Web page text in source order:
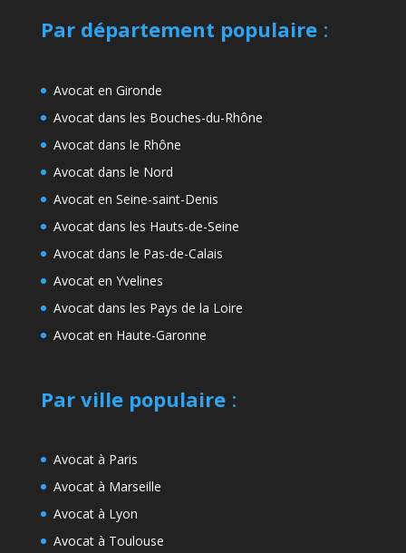
Par département populaire:
Avocat en Gironde
Avocat dans les Bouches-du-Rhône
Avocat dans le Rhône
Avocat dans le Nord
Avocat en Seine-saint-Denis
Avocat dans les Hauts-de-Seine
Avocat dans le Pas-de-Calais
Avocat en Yvelines
Avocat dans les Pays de la Loire
Avocat en Haute-Garonne
Par ville populaire:
Avocat à Paris
Avocat à Marseille
Avocat à Lyon
Avocat à Toulouse